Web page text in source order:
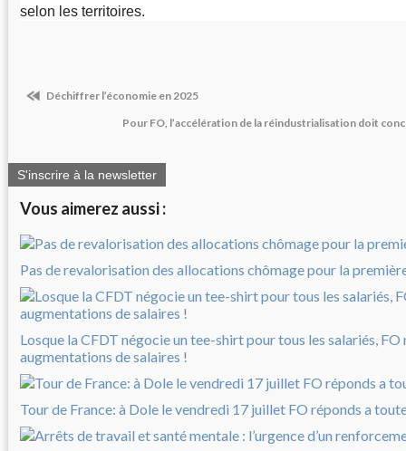
selon les territoires.
Déchiffrer l’économie en 2025
Pour FO, l’accélération de la réindustrialisation doit
S'inscrire à la newsletter
Vous aimerez aussi :
Pas de revalorisation des allocations chômage pour la
Losque la CFDT négocie un tee-shirt pour tous les salariés, FO
augmentations de salaires !
Tour de France: à Dole le vendredi 17 juillet FO réponds a